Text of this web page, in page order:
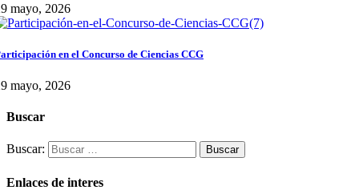
mayo, 2026
en el Concurso de Ciencias CCG
mayo, 2026
Buscar
Buscar:
Enlaces de interes